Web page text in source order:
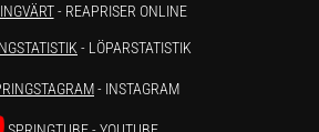
- REAPRISER ONLINE
- LÖPARSTATISTIK
- INSTAGRAM